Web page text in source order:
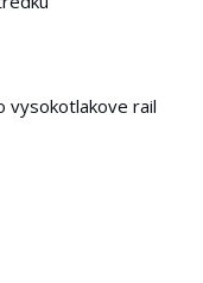
vysokotlakove rail